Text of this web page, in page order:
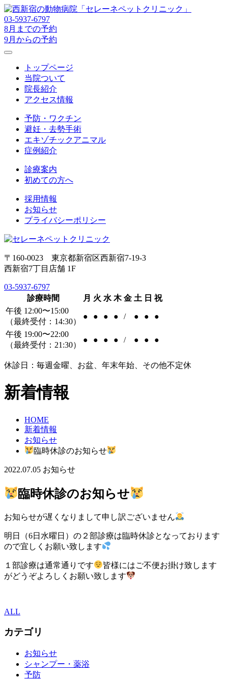
03-5937-6797
8月までの予約
9月からの予約
トップページ
当院ついて
院長紹介
アクセス情報
予防・ワクチン
避妊・去勢手術
エキゾチックアニマル
症例紹介
診療案内
初めての方へ
採用情報
お知らせ
プライバシーポリシー
〒160-0023 東京都新宿区西新宿7-19-3
西新宿7丁目店舗 1F
03-5937-6797
診療時間
月 火 水 木 金 土 日 祝
午後 12:00〜15:00
（最終受付：14:30）
● ● ● ● / ● ● ●
午後 19:00〜22:00
（最終受付：21:30）
● ● ● ● / ● ● ●
休診日：毎週金曜、お盆、年末年始、その他不定休
新着情報
HOME
新着情報
お知らせ
臨時休診のお知らせ
2022.07.05 お知らせ
臨時休診のお知らせ
お知らせが遅くなりまして申し訳ございません
明日（6日水曜日）の２部診療は臨時休診となっております
ので宜しくお願い致します
１部診療は通常通りです
皆様にはご不便お掛け致します
がどうぞよろしくお願い致します
ALL
カテゴリ
お知らせ
シャンプー・薬浴
予防